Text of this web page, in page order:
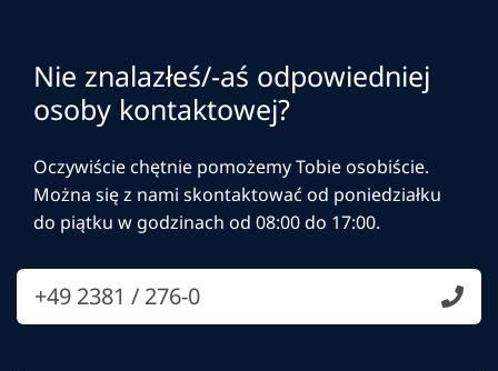
Nie znalazłeś/-aś odpowiedniej
osoby kontaktowej?
Oczywiście chętnie pomożemy Tobie osobiście.
Można się z nami skontaktować od poniedziałku
do piątku w godzinach od 08:00 do 17:00.
+49 2381 / 276-0